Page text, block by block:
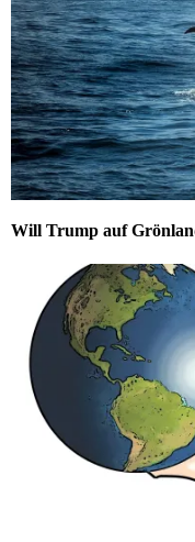
Will Trump auf